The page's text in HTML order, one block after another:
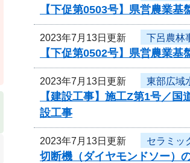
【下促第0503号】県営農業
2023年7月13日更新 下呂農林
【下促第0502号】県営農業
2023年7月13日更新 東部広域
【建設工事】施工Z第1号／
設工事
2023年7月13日更新 セラミッ
切断機（ダイヤモンドソー）